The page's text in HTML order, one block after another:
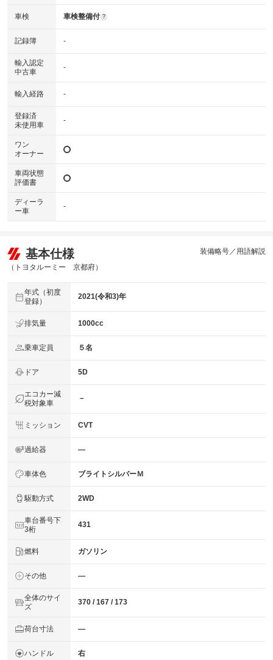
車検 車検整備付 ?
記録簿 -
輸入認定
中古車
-
輸入経路 -
登録済
未使用車
-
ワン
オーナー
車両状態
評価書
ディーラ
ー車
-
基本仕様
（トヨタルーミー 京都府）
装備略号／用語解説
年式（初度
登録）
2021(令和3)年
排気量 1000cc
乗車定員 ５名
ドア 5D
エコカー減
税対象車
－
ミッション CVT
過給器 ―
車体色 ブライトシルバーＭ
駆動方式 2WD
車台番号下
3桁
431
燃料 ガソリン
その他 ―
全体のサイ
ズ
370 / 167 / 173
荷台寸法 ―
ハンドル 右